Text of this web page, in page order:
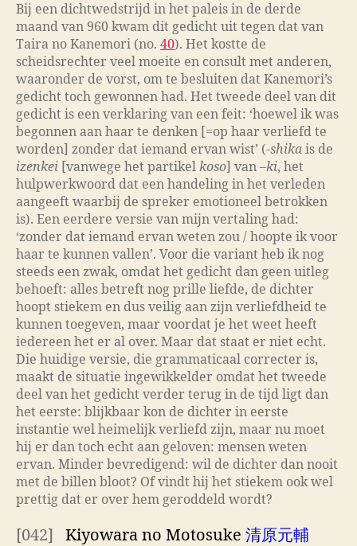
Bij een dichtwedstrijd in het paleis in de derde
maand van 960 kwam dit gedicht uit tegen dat van
Taira no Kanemori (no. 40). Het kostte de
scheidsrechter veel moeite en consult met anderen,
waaronder de vorst, om te besluiten dat Kanemori’s
gedicht toch gewonnen had. Het tweede deel van dit
gedicht is een verklaring van een feit: ‘hoewel ik was
begonnen aan haar te denken [=op haar verliefd te
worden] zonder dat iemand ervan wist’ (-shika is de
izenkei [vanwege het partikel koso] van –ki, het
hulpwerkwoord dat een handeling in het verleden
aangeeft waarbij de spreker emotioneel betrokken
is). Een eerdere versie van mijn vertaling had:
‘zonder dat iemand ervan weten zou / hoopte ik voor
haar te kunnen vallen’. Voor die variant heb ik nog
steeds een zwak, omdat het gedicht dan geen uitleg
behoeft: alles betreft nog prille liefde, de dichter
hoopt stiekem en dus veilig aan zijn verliefdheid te
kunnen toegeven, maar voordat je het weet heeft
iedereen het er al over. Maar dat staat er niet echt.
Die huidige versie, die grammaticaal correcter is,
maakt de situatie ingewikkelder omdat het tweede
deel van het gedicht verder terug in de tijd ligt dan
het eerste: blijkbaar kon de dichter in eerste
instantie wel heimelijk verliefd zijn, maar nu moet
hij er dan toch echt aan geloven: mensen weten
ervan. Minder bevredigend: wil de dichter dan nooit
met de billen bloot? Of vindt hij het stiekem ook wel
prettig dat er over hem geroddeld wordt?
[042] Kiyowara no Motosuke 清原元輔